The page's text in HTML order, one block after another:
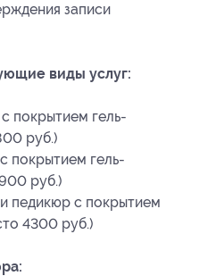
записи
виды услуг:
покрытием гель-
руб.)
покрытием гель-
руб.)
педикюр с покрытием
4300 руб.)